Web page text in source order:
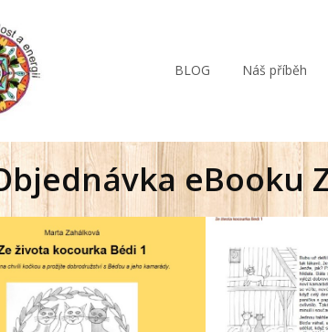
BLOG Náš příběh
eBooku